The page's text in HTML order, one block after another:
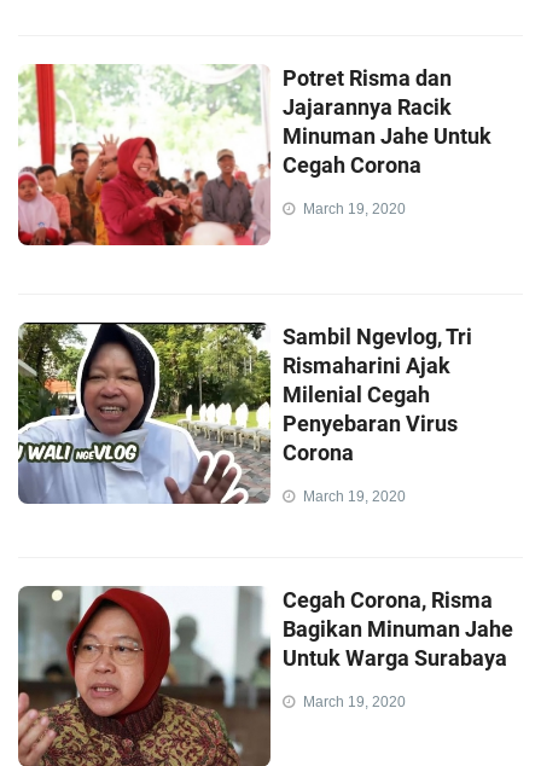
Potret Risma dan
Jajarannya Racik
Minuman Jahe Untuk
Cegah Corona
March 19, 2020
Sambil Ngevlog, Tri
Rismaharini Ajak
Milenial Cegah
Penyebaran Virus
Corona
March 19, 2020
Cegah Corona, Risma
Bagikan Minuman Jahe
Untuk Warga Surabaya
March 19, 2020